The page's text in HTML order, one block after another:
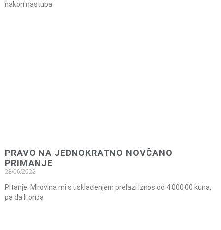
nakon nastupa
PRAVO NA JEDNOKRATNO NOVČANO
PRIMANJE
28/06/2022
Pitanje: Mirovina mi s usklađenjem prelazi iznos od 4.000,00 kuna,
pa da li onda